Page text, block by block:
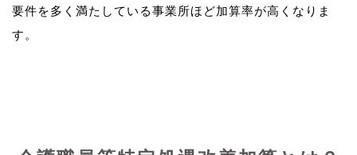
要件を多く満たしている事業所ほど加算率が高くなりま
す。